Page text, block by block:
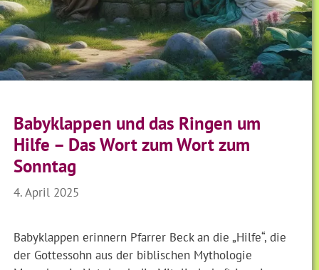
Babyklappen und das Ringen um
Hilfe – Das Wort zum Wort zum
Sonntag
4. April 2025
Babyklappen erinnern Pfarrer Beck an die „Hilfe“, die
der Gottessohn aus der biblischen Mythologie